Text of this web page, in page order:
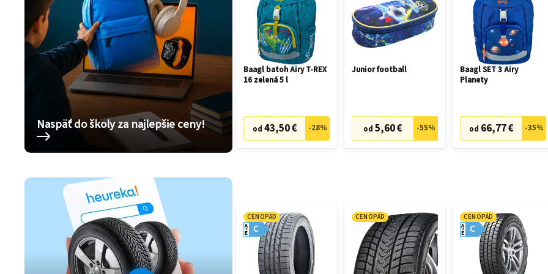
Naspäť do školy za najlepšie ceny!
Baagl batoh Airy T-REX
16 zelená 5 l
od 43,50 € -28%
Junior football
od 5,60 € -55%
Baagl SET 3 Airy
Planety
od 66,77 € -35%
CENOPÁD
C
A
E
CENOPÁD CENOPÁD
C
A
E